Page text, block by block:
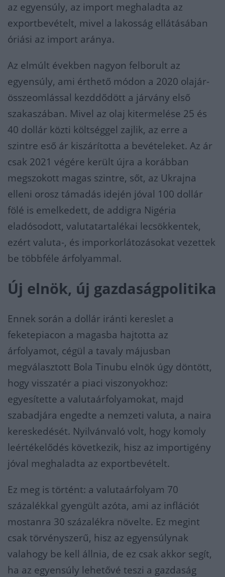
az egyensúly, az import meghaladta az
exportbevételt, mivel a lakosság ellátásában
óriási az import aránya.
Az elmúlt években nagyon felborult az
egyensúly, ami érthető módon a 2020 olajár-
összeomlással kezddődött a járvány első
szakaszában. Mivel az olaj kitermelése 25 és
40 dollár közti költséggel zajlik, az erre a
szintre eső ár kiszárította a bevételeket. Az ár
csak 2021 végére került újra a korábban
megszokott magas szintre, sőt, az Ukrajna
elleni orosz támadás idején jóval 100 dollár
fölé is emelkedett, de addigra Nigéria
eladósodott, valutatartalékai lecsökkentek,
ezért valuta-, és imporkorlátozásokat vezettek
be többféle árfolyammal.
Új elnök, új gazdaságpolitika
Ennek során a dollár iránti kereslet a
feketepiacon a magasba hajtotta az
árfolyamot, cégül a tavaly májusban
megválasztott Bola Tinubu elnök úgy döntött,
hogy visszatér a piaci viszonyokhoz:
egyesítette a valutaárfolyamokat, majd
szabadjára engedte a nemzeti valuta, a naira
kereskedését. Nyilvánvaló volt, hogy komoly
leértékelődés következik, hisz az importigény
jóval meghaladta az exportbevételt.
Ez meg is történt: a valutaárfolyam 70
százalékkal gyengült azóta, ami az inflációt
mostanra 30 százalékra növelte. Ez megint
csak törvényszerű, hisz az egyensúlynak
valahogy be kell állnia, de ez csak akkor segít,
ha az egyensúly lehetővé teszi a gazdaság